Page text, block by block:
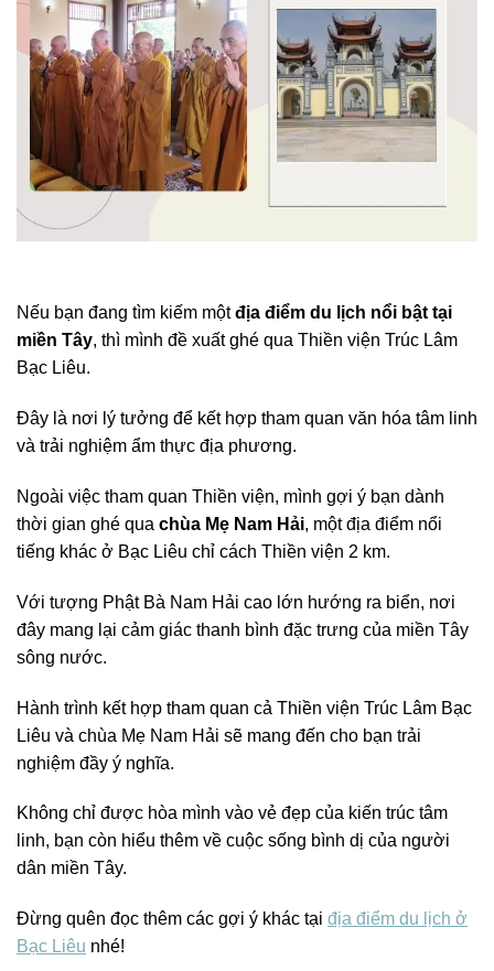
Nếu bạn đang tìm kiếm mộtđịa điểm du lịch nổi bật tại
miền Tây, thì mình đề xuất ghé qua Thiền viện Trúc Lâm
Bạc Liêu.
Đây là nơi lý tưởng để kết hợp tham quan văn hóa tâm linh
và trải nghiệm ẩm thực địa phương.
Ngoài việc tham quan Thiền viện, mình gợi ý bạn dành
thời gian ghé qua chùa Mẹ Nam Hải, một địa điểm nổi
tiếng khác ở Bạc Liêu chỉ cách Thiền viện 2 km.
Với tượng Phật Bà Nam Hải cao lớn hướng ra biển, nơi
đây mang lại cảm giác thanh bình đặc trưng của miền Tây
sông nước.
Hành trình kết hợp tham quan cả Thiền viện Trúc Lâm Bạc
Liêu và chùa Mẹ Nam Hải sẽ mang đến cho bạn trải
nghiệm đầy ý nghĩa.
Không chỉ được hòa mình vào vẻ đẹp của kiến trúc tâm
linh, bạn còn hiểu thêm về cuộc sống bình dị của người
dân miền Tây.
Đừng quên đọc thêm các gợi ý khác tại địa điểm du lịch ở
Bạc Liêu nhé!